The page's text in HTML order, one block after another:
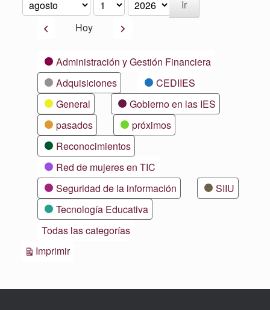
Mes
Día
Año
AnteriorHoy Siguiente
CategoríasAdministración y Gestión Financiera
Adquisiciones
CEDIIES
General
Gobierno en las IES
pasados
próximos
Reconocimientos
Red de mujeres en TIC
Seguridad de la información
SIIU
Tecnología Educativa
Todas las categorías
ImprimirVistas